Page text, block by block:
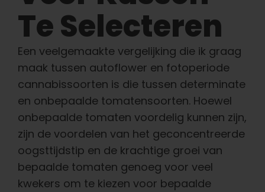
Tuinzaden
Leer
Druk op
Over
Pheno jagen
Te Selecteren
Een veelgemaakte vergelijking die ik graag
maak tussen autoflower en fotoperiode
cannabissoorten is die tussen determinate
en onbepaalde tomatensoorten. Hoewel
onbepaalde tomaten voordelig kunnen zijn,
zijn de voordelen van het geconcentreerde
oogsttijdstip en de krachtige groei van
bepaalde tomaten genoeg voor veel
kwekers om te kiezen voor bepaalde